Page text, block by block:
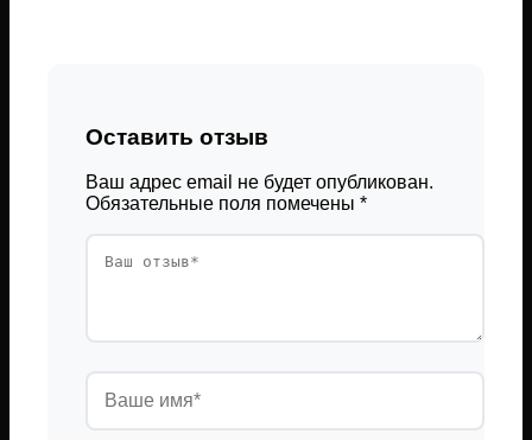
Оставить отзыв
Ваш адрес email не будет опубликован.
Обязательные поля помечены *